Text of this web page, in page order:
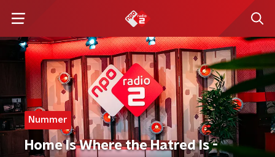
Nummer
Home Is Where the Hatred Is -